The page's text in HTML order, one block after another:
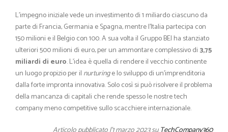
L’impegno iniziale vede un investimento di 1 miliardo ciascuno da
parte di Francia, Germania e Spagna, mentre l’Italia partecipa con
150 milioni e il Belgio con 100. A sua volta il Gruppo BEI ha stanziato
ulteriori 500 milioni di euro, per un ammontare complessivo di 3,75
miliardi di euro. L’idea è quella di rendere il vecchio continente
un luogo propizio per il nurturinge lo sviluppo di un’imprenditoria
dalla forte impronta innovativa. Solo così si può risolvere il problema
della mancanza di capitali che rende spesso le nostre tech
company meno competitive sullo scacchiere internazionale.